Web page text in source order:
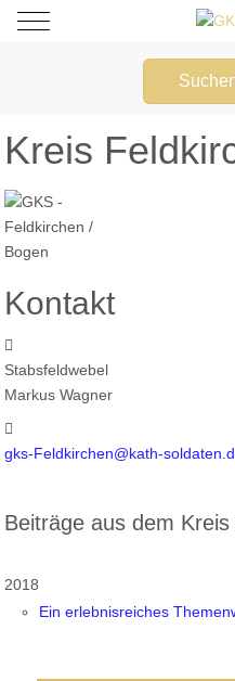
Mobile Menu Toggle
Kreis
Kontakt
Stabsfeldwebel
Markus Wagner
gks-Feldkirchen@kath-
Beiträge aus dem
2018
Ein erlebnisreiches